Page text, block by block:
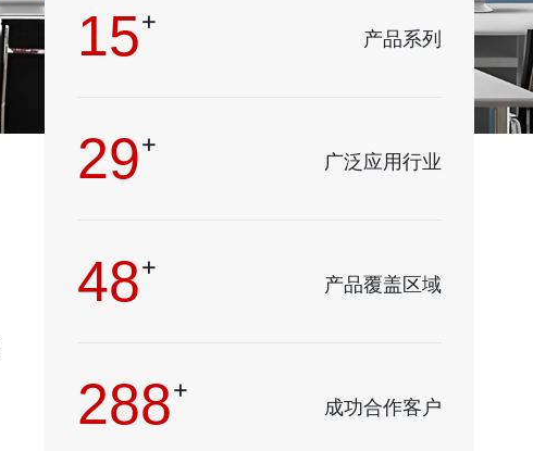
16+
产品系列
30+
广泛应用行业
50+
产品覆盖区域
300+
成功合作客户